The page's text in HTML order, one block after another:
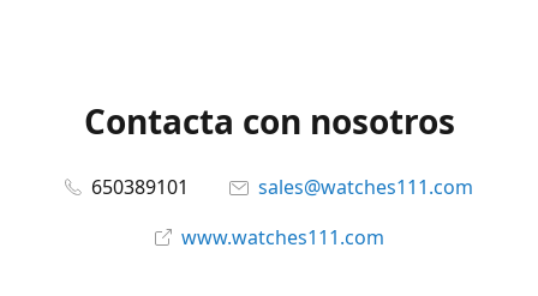
Contacta con nosotros
650389101
sales@watches111.com
www.watches111.com